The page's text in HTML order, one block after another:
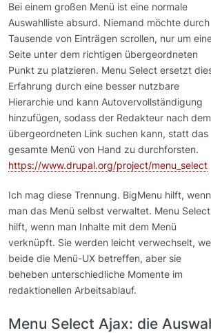
Bei einem großen Menü ist eine normale
Auswahlliste absurd. Niemand möchte durch
Tausende von Einträgen scrollen, nur um
Seite unter dem richtigen übergeordneten
Punkt zu platzieren. Menu Select ersetzt
Erfahrung durch eine besser nutzbare
Hierarchie und kann Autovervollständigung
hinzufügen, sodass der Redakteur nach dem
übergeordneten Link suchen kann, statt das
gesamte Menü von Hand zu durchforsten.
https://www.drupal.org/project/menu_select
Ich mag diese Trennung. BigMenu hilft, wenn
man das Menü selbst verwaltet. Menu Select
hilft, wenn man Inhalte mit dem Menü
verknüpft. Sie werden leicht verwechselt,
beide die Menü-UX betreffen, aber sie
beheben unterschiedliche Momente im
redaktionellen Arbeitsablauf.
Menu Select Ajax: die